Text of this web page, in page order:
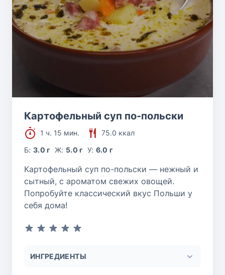
Картофельный суп по-польски
1 ч. 15 мин.
75.0 ккал
Б:3.0 г Ж: 5.0 г У: 6.0 г
Картофельный суп по-польски — нежный и
сытный, с ароматом свежих овощей.
Попробуйте классический вкус Польши у
себя дома!
ИНГРЕДИЕНТЫ